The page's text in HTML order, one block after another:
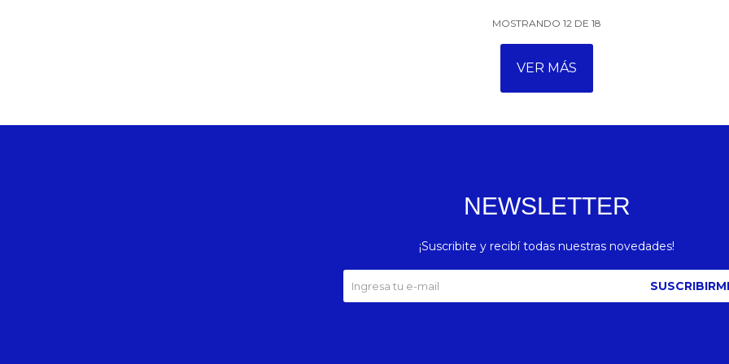
MOSTRANDO 12 DE 18
VER MÁS
NEWSLETTER
¡Suscribite y recibí todas nuestras novedades!